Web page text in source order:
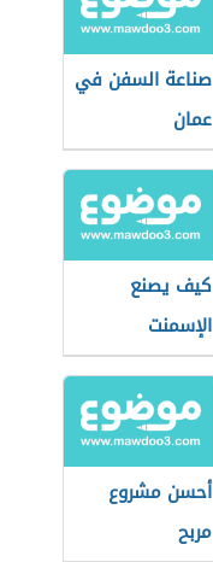
صناعة السفن في
عمان
كيف يصنع
الإسمنت
أحسن مشروع
مربح